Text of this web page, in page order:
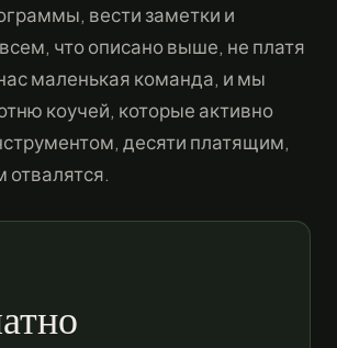
вести заметки и
что описано выше, не платя
маленькая команда, и мы
коучей, которые активно
десяти платящим,
отвалятся.